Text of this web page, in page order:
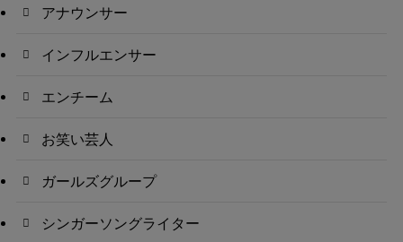
アナウンサー
インフルエンサー
エンチーム
お笑い芸人
ガールズグループ
シンガーソングライター